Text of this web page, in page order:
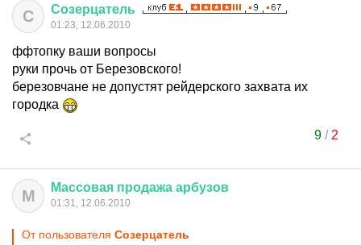
С Созерцатель
01:23, 12.06.2010
ффтопку ваши вопросы
руки прочь от Березовского!
березовчане не допустят рейдерского захвата их
городка
9/ 2
М Массовая продажа арбузов
01:31, 12.06.2010
От пользователя Созерцатель